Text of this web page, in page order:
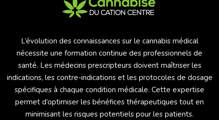
L’évolution des connaissances sur le cannabis médical
nécessite une formation continue des professionnels de
santé. Les médecins prescripteurs doivent maîtriser les
indications, les contre-indications et les protocoles de dosage
spécifiques à chaque condition médicale. Cette expertise
permet d’optimiser les bénéfices thérapeutiques tout en
minimisant les risques potentiels pour les patients.